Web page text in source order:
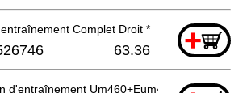
Complet Droit * +
63.36
d'entraînement Um460+Eum461 *